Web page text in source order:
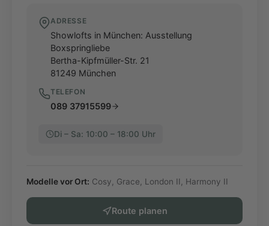
ADRESSE
Showlofts in München: Ausstellung
Boxspringliebe
Bertha-Kipfmüller-Str. 21
81249 München
TELEFON
089 37915599
Di – Sa: 10:00 – 18:00 Uhr
Modelle vor Ort: Cosy, Grace, London II, Harmony II
Route planen